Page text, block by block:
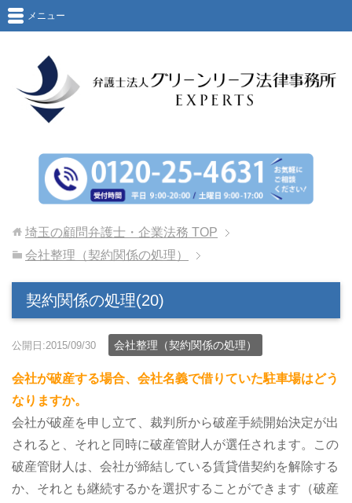
メニュー
埼玉の顧問弁護士・企業法務 TOP
会社整理（契約関係の処理）
契約関係の処理(20)
公開日:2015/09/30 会社整理（契約関係の処理）
会社が破産する場合、会社名義で借りていた駐車場はどう
なりますか。
会社が破産を申し立て、裁判所から破産手続開始決定が出
されると、それと同時に破産管財人が選任されます。この
破産管財人は、会社が締結している賃貸借契約を解除する
か、それとも継続するかを選択することができます（破産